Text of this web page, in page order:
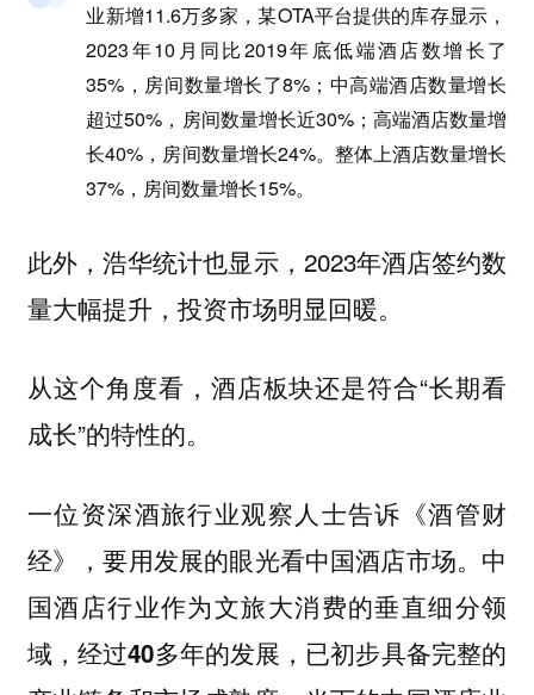
业新增11.6万多家，某OTA平台提供的库存显示，
2023年10月同比2019年底低端酒店数增长了
35%，房间数量增长了8%；中高端酒店数量增长
超过50%，房间数量增长近30%；高端酒店数量增
长40%，房间数量增长24%。整体上酒店数量增长
37%，房间数量增长15%。
此外，浩华统计也显示，2023年酒店签约数
量大幅提升，投资市场明显回暖。
从这个角度看，酒店板块还是符合“长期看
成长”的特性的。
一位资深酒旅行业观察人士告诉《酒管财
经》，要用发展的眼光看中国酒店市场。中
国酒店行业作为文旅大消费的垂直细分领
域，经过40多年的发展，已初步具备完整的